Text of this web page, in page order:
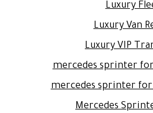
Luxury
Luxury Van
Luxury VIP
mercedes sprinter
mercedes sprinter
Mercedes